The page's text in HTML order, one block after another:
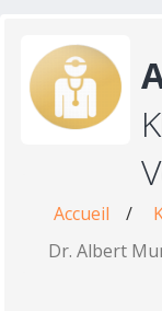
Accueil /
Dr. Albert